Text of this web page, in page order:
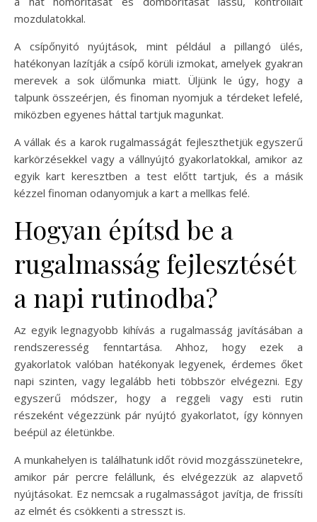
mozdulatokkal.
A csípőnyitó nyújtások, mint például a pillangó ülés,
hatékonyan lazítják a csípő körüli izmokat, amelyek gyakran
merevek a sok ülőmunka miatt. Üljünk le úgy, hogy a
talpunk összeérjen, és finoman nyomjuk a térdeket lefelé,
miközben egyenes háttal tartjuk magunkat.
A vállak és a karok rugalmasságát fejleszthetjük egyszerű
karkörzésekkel vagy a vállnyújtó gyakorlatokkal, amikor az
egyik kart keresztben a test előtt tartjuk, és a másik
kézzel finoman odanyomjuk a kart a mellkas felé.
Hogyan építsd be a
rugalmasság fejlesztését
a napi rutinodba?
Az egyik legnagyobb kihívás a rugalmasság javításában a
rendszeresség fenntartása. Ahhoz, hogy ezek a
gyakorlatok valóban hatékonyak legyenek, érdemes őket
napi szinten, vagy legalább heti többször elvégezni. Egy
egyszerű módszer, hogy a reggeli vagy esti rutin
részeként végezzünk pár nyújtó gyakorlatot, így könnyen
beépül az életünkbe.
A munkahelyen is találhatunk időt rövid mozgásszünetekre,
amikor pár percre felállunk, és elvégezzük az alapvető
nyújtásokat. Ez nemcsak a rugalmasságot javítja, de frissíti
az elmét és csökkenti a stresszt is.